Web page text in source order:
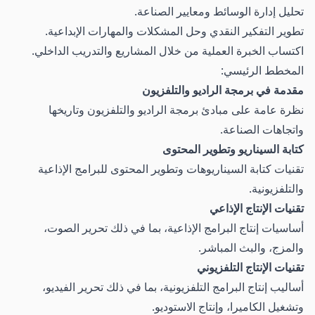
تحليل إدارة الوسائط ومعايير الصناعة.
تطوير التفكير النقدي وحل المشكلات والمهارات الإبداعية.
اكتساب الخبرة العملية من خلال المشاريع والتدريب الداخلي.
المخطط الرئيسي:
مقدمة في برمجة الراديو والتلفزيون
نظرة عامة على مبادئ برمجة الراديو والتلفزيون وتاريخها
واتجاهات الصناعة.
كتابة السيناريو وتطوير المحتوى
تقنيات كتابة السيناريوهات وتطوير المحتوى للبرامج الإذاعية
والتلفزيونية.
تقنيات الإنتاج الإذاعي
أساسيات إنتاج البرامج الإذاعية، بما في ذلك تحرير الصوت،
والمزج، والبث المباشر.
تقنيات الإنتاج التلفزيوني
أساليب إنتاج البرامج التلفزيونية، بما في ذلك تحرير الفيديو،
وتشغيل الكاميرا، وإنتاج الاستوديو.